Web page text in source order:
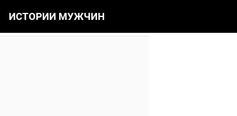
ИСТОРИИ МУЖЧИН